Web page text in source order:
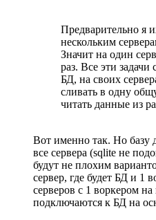
Предварительно я
нескольким
Значит на один
раз. Все эти задачи
БД, на своих
сливать в одну
читать данные из
Вот именно так. Но базу
все сервера (sqlite не
будут не плохим
сервер, где будет БД и 1
серверов с 1 воркером
подключаются к БД на